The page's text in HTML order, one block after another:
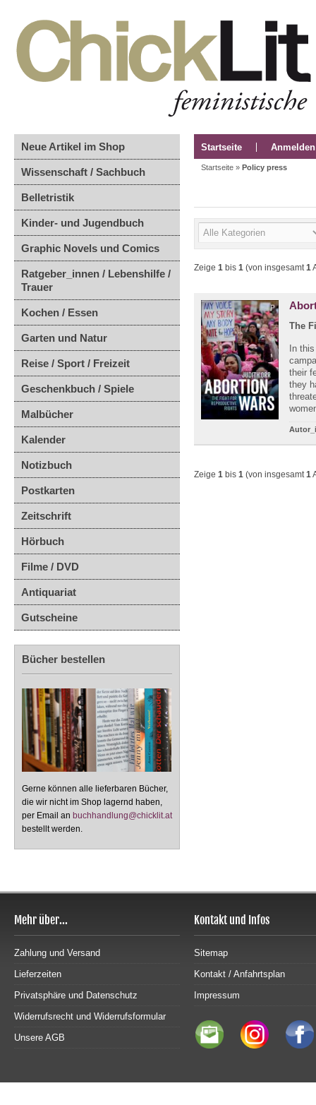
Neue Artikel im Shop
Wissenschaft / Sachbuch
Belletristik
Kinder- und Jugendbuch
Graphic Novels und Comics
Ratgeber_innen / Lebenshilfe /
Trauer
Kochen / Essen
Garten und Natur
Reise / Sport / Freizeit
Geschenkbuch / Spiele
Malbücher
Kalender
Notizbuch
Postkarten
Zeitschrift
Hörbuch
Filme / DVD
Antiquariat
Gutscheine
Bücher bestellen
Gerne können alle lieferbaren Bücher,
die wir nicht im Shop lagernd haben,
per Email an buchhandlung@chicklit.at
bestellt werden.
Startseite Anmelden
Startseite » Policy press
Zeige 1 bis 1 (von insgesamt1
The
In
their
they
Zeige 1 bis 1 (von insgesamt1
Mehr über...
Zahlung und Versand
Lieferzeiten
Privatsphäre und Datenschutz
Widerrufsrecht und Widerrufsformular
Unsere AGB
Kontakt und Infos
Sitemap
Kontakt / Anfahrtsplan
Impressum